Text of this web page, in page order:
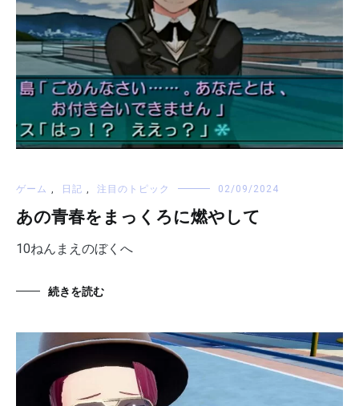
ゲーム , 日記 , 注目のトピック 02/09/2024
あの青春をまっくろに燃やして
10ねんまえのぼくへ
続きを読む